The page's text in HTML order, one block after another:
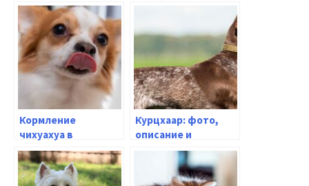
Кормление
чихуахуа в
домашних
условиях: какие
продукты выбрать
Курцхаар: фото,
описание и
особенности
породы охотничьих